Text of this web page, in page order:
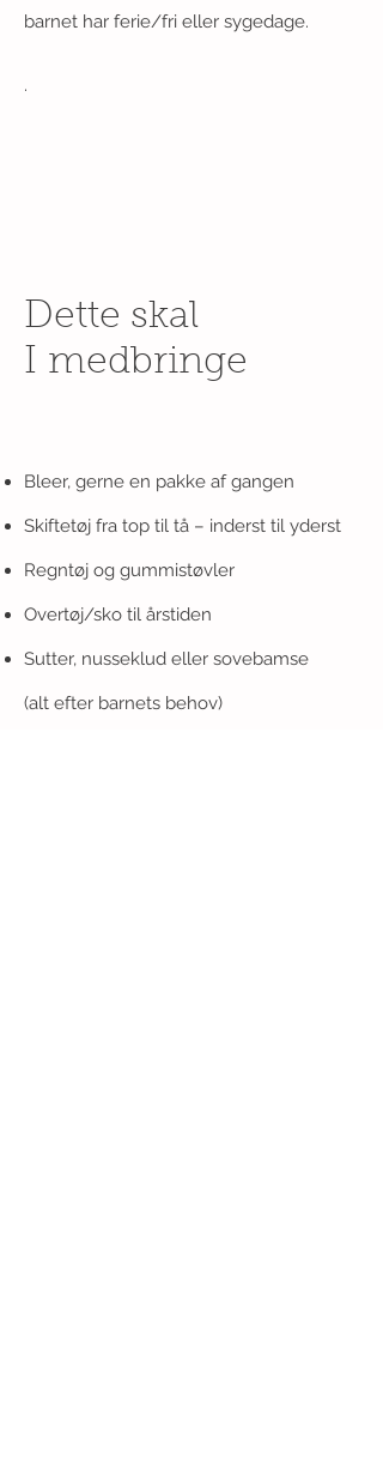
barnet har ferie/fri eller sygedage.
.
Dette skal
I medbringe
Bleer, gerne en pakke af gangen
Skiftetøj fra top til tå – inderst til yderst
Regntøj og gummistøvler
Overtøj/sko til årstiden
Sutter, nusseklud eller sovebamse
(alt efter barnets behov)